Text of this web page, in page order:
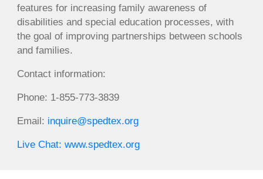
features for increasing family awareness of
disabilities and special education processes, with
the goal of improving partnerships between schools
and families.
Contact information:
Phone: 1-855-773-3839
Email: inquire@spedtex.org
Live Chat:www.spedtex.org